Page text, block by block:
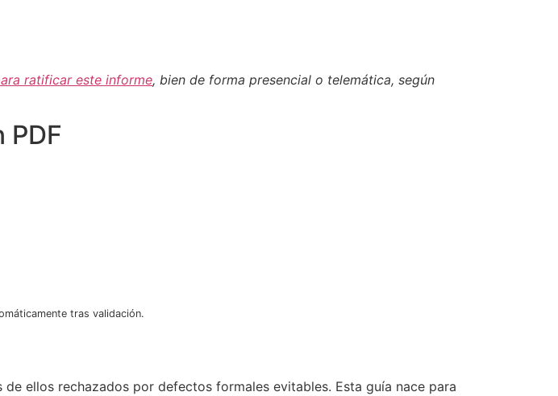
ratificar este informe, bien de forma presencial o telemática, según
tras validación.
ellos rechazados por defectos formales evitables. Esta guía nace para